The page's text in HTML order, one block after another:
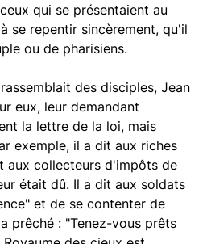
qui se présentaient au
se repentir sincèrement, qu'il
ou de pharisiens.
des disciples, Jean
eux, leur demandant
la lettre de la loi, mais
exemple, il a dit aux riches
aux collecteurs d'impôts de
était dû. Il a dit aux soldats
et de se contenter de
prêché : "Tenez-vous prêts